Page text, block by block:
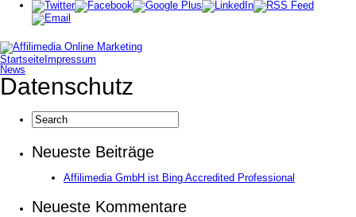
Startseite Impressum
News
Datenschutz
Neueste Beiträge
Affilimedia GmbH ist Bing Accredited Professional
Neueste Kommentare